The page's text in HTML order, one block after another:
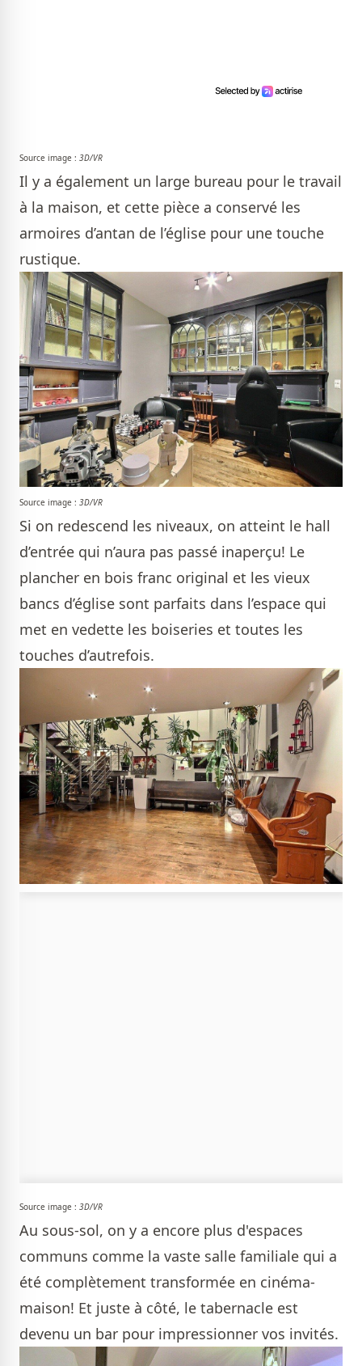
Source image : 3D/VR
Il y a également un large bureau pour le travail
à la maison, et cette pièce a conservé les
armoires d’antan de l’église pour une touche
rustique.
Source image : 3D/VR
Si on redescend les niveaux, on atteint le hall
d’entrée qui n’aura pas passé inaperçu! Le
plancher en bois franc original et les vieux
bancs d’église sont parfaits dans l’espace qui
met en vedette les boiseries et toutes les
touches d’autrefois.
Source image : 3D/VR
Au sous-sol, on y a encore plus d'espaces
communs comme la vaste salle familiale qui a
été complètement transformée en cinéma-
maison! Et juste à côté, le tabernacle est
devenu un bar pour impressionner vos invités.